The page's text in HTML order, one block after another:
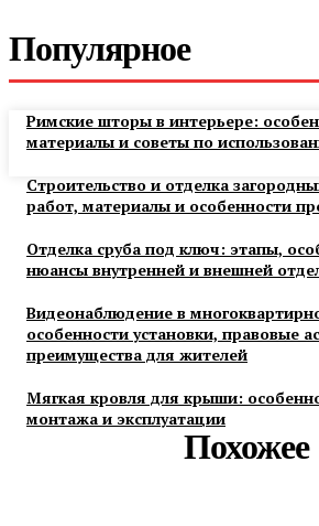
Популярное
Римские шторы в интерьере:
материалы и советы по
Строительство и отделка
работ, материалы и особенности
Отделка сруба под ключ: этапы,
нюансы внутренней и внешней
Видеонаблюдение в
особенности установки, правовые
преимущества для жителей
Мягкая кровля для крыши:
монтажа и эксплуатации
Похожее